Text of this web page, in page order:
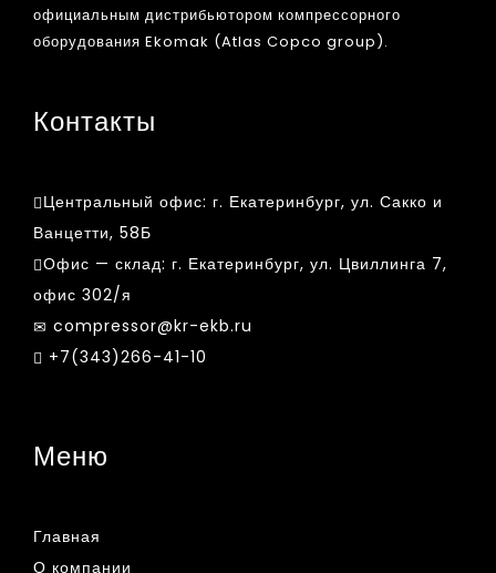
официальным дистрибьютором компрессорного
оборудования Ekomak (Atlas Copco group).
Контакты
Центральный офис: г. Екатеринбург, ул. Сакко и
Ванцетти, 58Б
Офис — склад: г. Екатеринбург, ул. Цвиллинга 7,
офис 302/я
compressor@kr-ekb.ru
+7(343)266-41-10
Меню
Главная
О компании